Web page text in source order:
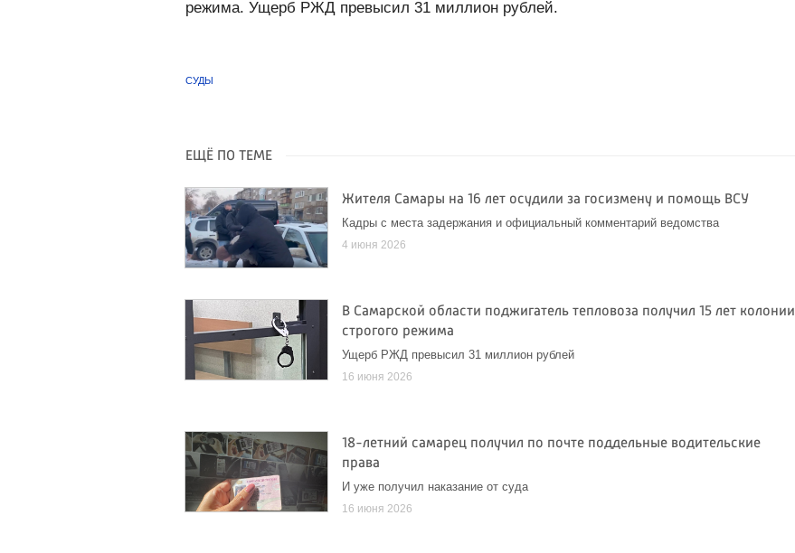
режима. Ущерб РЖД превысил 31 миллион рублей.
СУДЫ
ЕЩЁ ПО ТЕМЕ
Жителя Самары на 16 лет осудили за госизмену и помощь ВСУ
Кадры с места задержания и официальный комментарий ведомства
4 июня 2026
В Самарской области поджигатель тепловоза получил 15 лет колонии
строгого режима
Ущерб РЖД превысил 31 миллион рублей
16 июня 2026
18-летний самарец получил по почте поддельные водительские
права
И уже получил наказание от суда
16 июня 2026